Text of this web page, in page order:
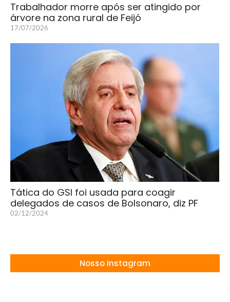
Trabalhador morre após ser atingido por
árvore na zona rural de Feijó
17/07/2026
Tática do GSI foi usada para coagir
delegados de casos de Bolsonaro, diz PF
02/12/2024
Nosso Instagram